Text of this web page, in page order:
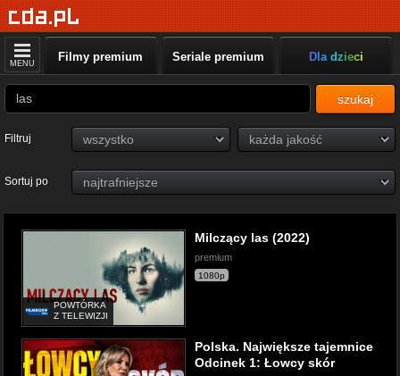
MENU Filmy premium Seriale premium Dla dzieci
szukaj
Filtruj
Sortuj po
POWTÓRKA
Z TELEWIZJI
Milczący las (2022)
premium
1080p
Polska. Największe tajemnice
Odcinek 1: Łowcy skór